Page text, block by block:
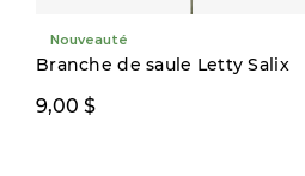
Nouveauté
Branche de saule Letty Salix
9,00 $